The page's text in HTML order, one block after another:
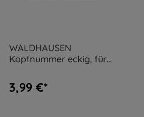
WALDHAUSEN
Kopfnummer eckig, für
3,99 €*